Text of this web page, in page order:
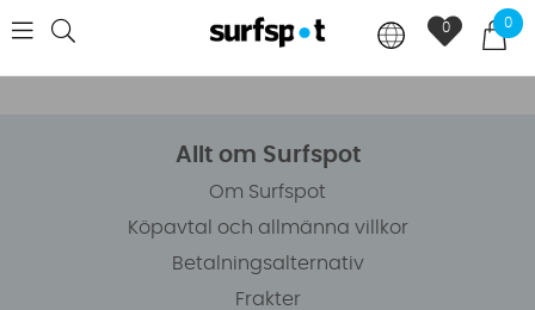
0
0
Allt om Surfspot
Om Surfspot
Köpavtal och allmänna villkor
Betalningsalternativ
Frakter